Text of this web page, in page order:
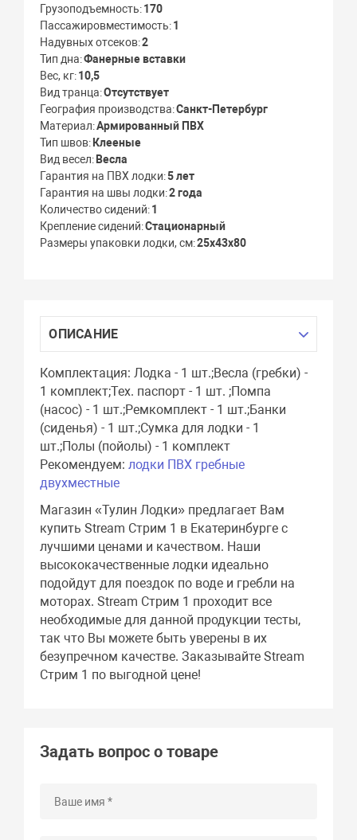
Грузоподъемность 170
Пассажировместимость 1
Надувных отсеков 2
Тип дна Фанерные вставки
Вес, кг 10,5
Вид транца Отсутствует
География производства Санкт-Петербург
Материал Армированный ПВХ
Тип швов Клееные
Вид весел Весла
Гарантия на ПВХ лодки 5 лет
Гарантия на швы лодки 2 года
Количество сидений 1
Крепление сидений Стационарный
Размеры упаковки лодки, см 25х43х80
ОПИСАНИЕ
Комплектация: Лодка - 1 шт.;Весла (гребки) -
1 комплект;Тех. паспорт - 1 шт. ;Помпа
(насос) - 1 шт.;Ремкомплект - 1 шт.;Банки
(сиденья) - 1 шт.;Сумка для лодки - 1
шт.;Полы (пойолы) - 1 комплект
Рекомендуем:лодки ПВХ гребные
двухместные
Магазин «Тулин Лодки» предлагает Вам
купить Stream Стрим 1 в Екатеринбурге с
лучшими ценами и качеством. Наши
высококачественные лодки идеально
подойдут для поездок по воде и гребли на
моторах. Stream Стрим 1 проходит все
необходимые для данной продукции тесты,
так что Вы можете быть уверены в их
безупречном качестве. Заказывайте Stream
Стрим 1 по выгодной цене!
Задать вопрос о товаре